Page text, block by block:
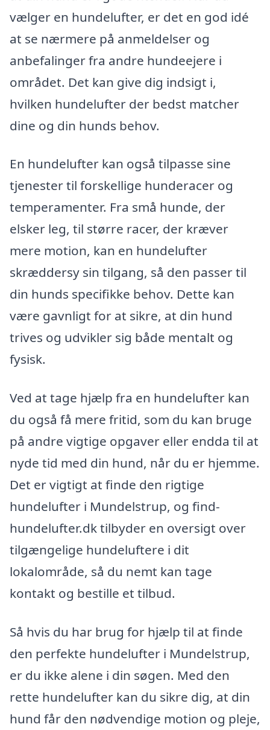
vælger en hundelufter, er det en god idé
at se nærmere på anmeldelser og
anbefalinger fra andre hundeejere i
området. Det kan give dig indsigt i,
hvilken hundelufter der bedst matcher
dine og din hunds behov.
En hundelufter kan også tilpasse sine
tjenester til forskellige hunderacer og
temperamenter. Fra små hunde, der
elsker leg, til større racer, der kræver
mere motion, kan en hundelufter
skræddersy sin tilgang, så den passer til
din hunds specifikke behov. Dette kan
være gavnligt for at sikre, at din hund
trives og udvikler sig både mentalt og
fysisk.
Ved at tage hjælp fra en hundelufter kan
du også få mere fritid, som du kan bruge
på andre vigtige opgaver eller endda til at
nyde tid med din hund, når du er hjemme.
Det er vigtigt at finde den rigtige
hundelufter i Mundelstrup, og find-
hundelufter.dk tilbyder en oversigt over
tilgængelige hundeluftere i dit
lokalområde, så du nemt kan tage
kontakt og bestille et tilbud.
Så hvis du har brug for hjælp til at finde
den perfekte hundelufter i Mundelstrup,
er du ikke alene i din søgen. Med den
rette hundelufter kan du sikre dig, at din
hund får den nødvendige motion og pleje,